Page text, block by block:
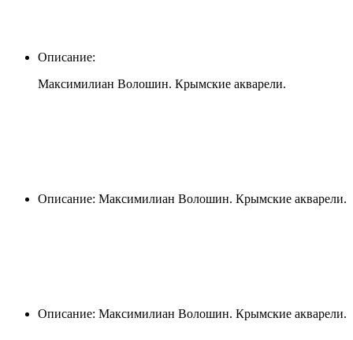
Описание:
Максимилиан Волошин. Крымские акварели.
Описание: Максимилиан Волошин. Крымские акварели.
Описание: Максимилиан Волошин. Крымские акварели.